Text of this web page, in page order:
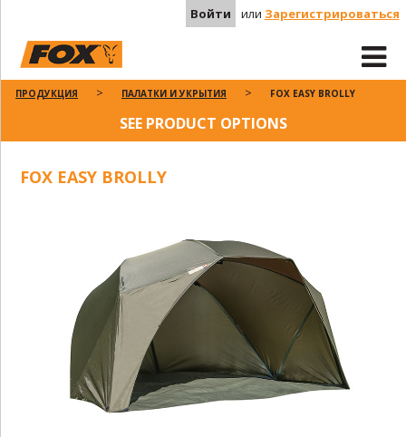
Войти или Зарегистрироваться
ПРОДУКЦИЯ ПАЛАТКИ И УКРЫТИЯ FOX EASY BROLLY
SEE PRODUCT OPTIONS
FOX EASY BROLLY